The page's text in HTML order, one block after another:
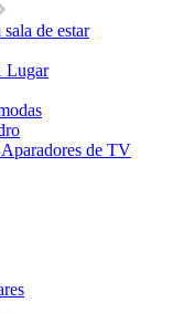
de estar
Lugar
de TV